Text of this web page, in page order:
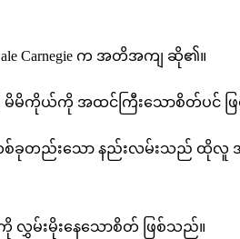
Carnegie က အတိအကျ ဆို၏။
သည် မိမိကိုယ်ကို အထင်ကြီးသောစိတ်ပင်
ခုတည်းသော နည်းလမ်းသည် ထိုလူ
မ်းမိုးနေသောစိတ် ဖြစ်သည်။